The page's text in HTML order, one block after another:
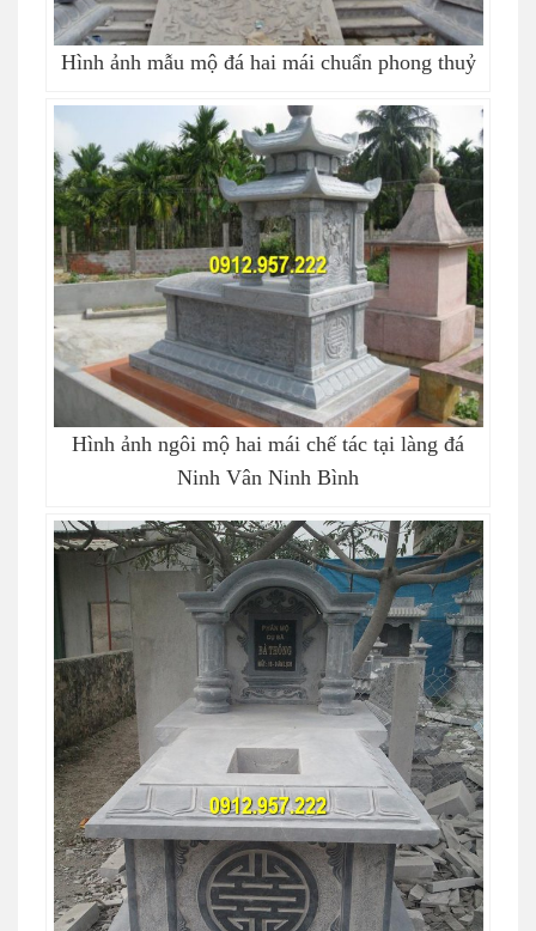
Hình ảnh mẫu mộ đá hai mái chuẩn phong thuỷ
Hình ảnh ngôi mộ hai mái chế tác tại làng đá
Ninh Vân Ninh Bình